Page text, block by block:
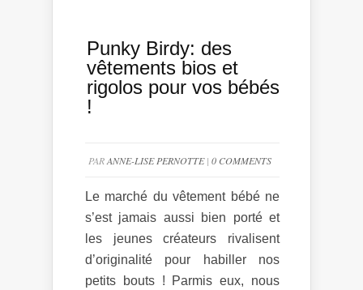
Punky Birdy: des
vêtements bios et
rigolos pour vos bébés
!
PARANNE-LISE PERNOTTE| 0 COMMENTS
Le marché du vêtement bébé ne
s’est jamais aussi bien porté et
les jeunes créateurs rivalisent
d’originalité pour habiller nos
petits bouts ! Parmis eux, nous